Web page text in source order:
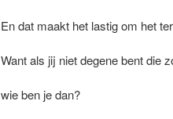
En dat maakt het lastig om het
Want als jij niet degene bent die
wie ben je dan?